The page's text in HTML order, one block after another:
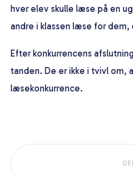
hver elev skulle læse på en
andre i klassen læse for dem,
Efter konkurrencens
tanden. De er ikke i tvivl
læsekonkurrence.